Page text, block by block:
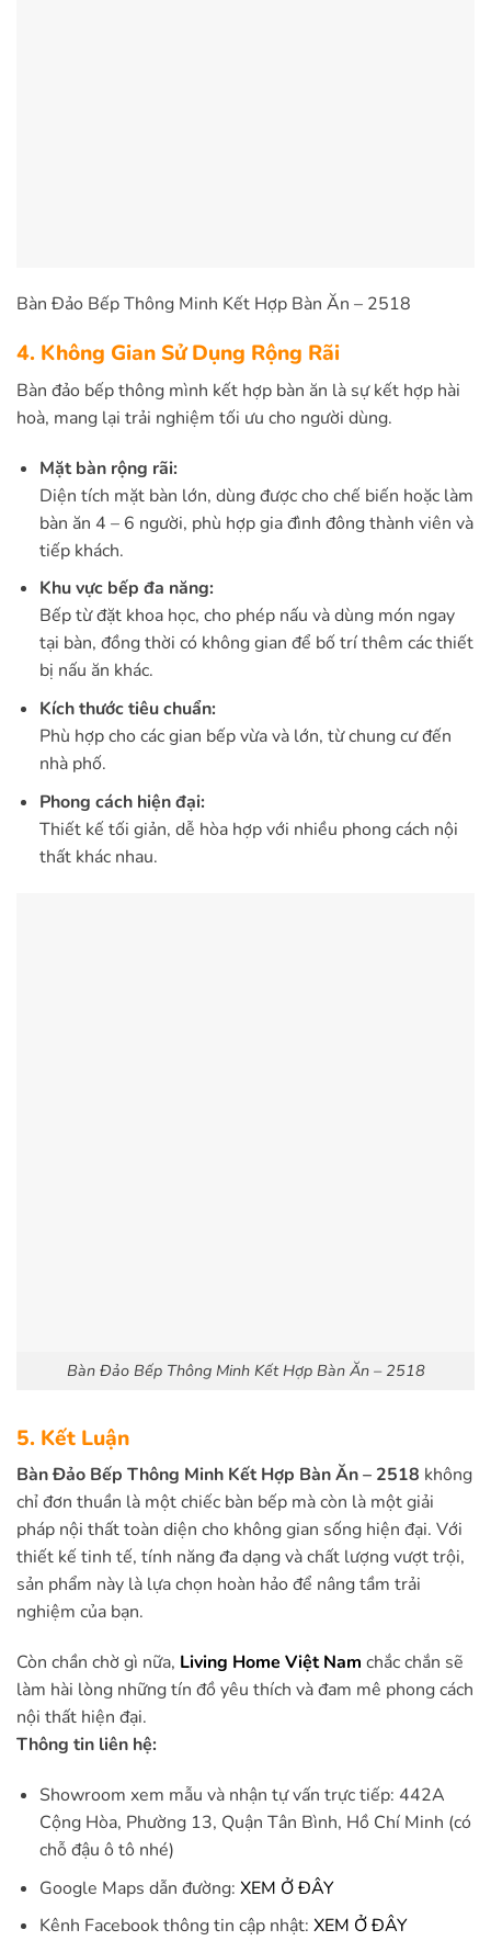
Bàn Đảo Bếp Thông Minh Kết Hợp Bàn Ăn – 2518
4. Không Gian Sử Dụng Rộng Rãi
Bàn đảo bếp thông mình kết hợp bàn ăn là sự kết hợp hài
hoà, mang lại trải nghiệm tối ưu cho người dùng.
Mặt bàn rộng rãi:
Diện tích mặt bàn lớn, dùng được cho chế biến hoặc làm
bàn ăn 4 – 6 người, phù hợp gia đình đông thành viên và
tiếp khách.
Khu vực bếp đa năng:
Bếp từ đặt khoa học, cho phép nấu và dùng món ngay
tại bàn, đồng thời có không gian để bố trí thêm các thiết
bị nấu ăn khác.
Kích thước tiêu chuẩn:
Phù hợp cho các gian bếp vừa và lớn, từ chung cư đến
nhà phố.
Phong cách hiện đại:
Thiết kế tối giản, dễ hòa hợp với nhiều phong cách nội
thất khác nhau.
Bàn Đảo Bếp Thông Minh Kết Hợp Bàn Ăn – 2518
5. Kết Luận
Bàn Đảo Bếp Thông Minh Kết Hợp Bàn Ăn – 2518 không
chỉ đơn thuần là một chiếc bàn bếp mà còn là một giải
pháp nội thất toàn diện cho không gian sống hiện đại. Với
thiết kế tinh tế, tính năng đa dạng và chất lượng vượt trội,
sản phẩm này là lựa chọn hoàn hảo để nâng tầm trải
nghiệm của bạn.
Còn chần chờ gì nữa, Living Home Việt Nam chắc chắn sẽ
làm hài lòng những tín đồ yêu thích và đam mê phong cách
nội thất hiện đại.
Thông tin liên hệ:
Showroom xem mẫu và nhận tự vấn trực tiếp: 442A
Cộng Hòa, Phường 13, Quận Tân Bình, Hồ Chí Minh (có
chỗ đậu ô tô nhé)
Google Maps dẫn đường: XEM Ở ĐÂY
Kênh Facebook thông tin cập nhật: XEM Ở ĐÂY